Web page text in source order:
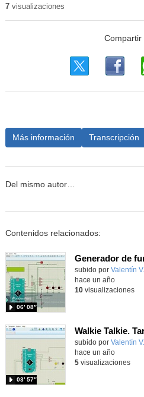
7visualizaciones
Más información Transcripción
Del mismo autor…
Contenidos relacionados:
Contenido educativo.
subido por Valentín V.
06′ 08″
hace un año
10visualizaciones
Contenido educativo.
subido por Valentín V.
03′ 57″
hace un año
5visualizaciones